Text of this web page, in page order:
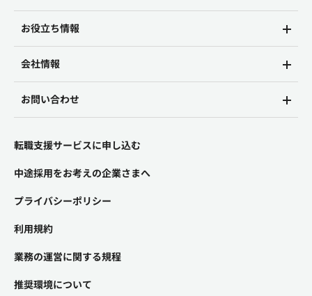
お役立ち情報
会社情報
お問い合わせ
転職支援サービスに申し込む
中途採用をお考えの企業さまへ
プライバシーポリシー
利用規約
業務の運営に関する規程
推奨環境について